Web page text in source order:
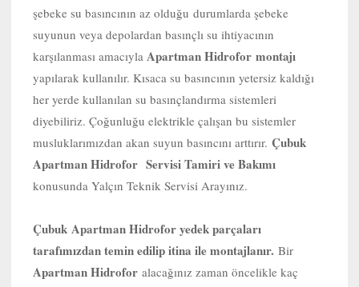
şebeke su basıncının az olduğu durumlarda şebeke
suyunun veya depolardan basınçlı su ihtiyacının
karşılanması amacıyla Apartman Hidrofor montajı
yapılarak kullanılır. Kısaca su basıncının yetersiz kaldığı
her yerde kullanılan su basınçlandırma sistemleri
diyebiliriz. Çoğunluğu elektrikle çalışan bu sistemler
musluklarımızdan akan suyun basıncını arttırır. Çubuk
Apartman Hidrofor Servisi Tamiri ve Bakımı
konusunda Yalçın Teknik Servisi Arayınız.
Çubuk Apartman Hidrofor yedek parçaları
tarafımızdan temin edilip itina ile montajlanır. Bir
Apartman Hidrofor alacağınız zaman öncelikle kaç